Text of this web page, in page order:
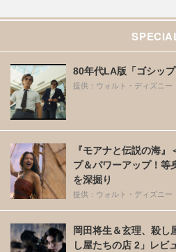
SPECIAL
80年代LA版「ゴシッ
提供：ウォルト・ディズニー
『モアナと伝説の海
プ＆パワーアップ！等
を深掘り
提供：ウォルト・ディズニー
岡田将生＆玄理、殺し
し屋たちの店 2」レビ